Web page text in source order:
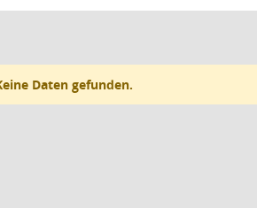
Daten gefunden.